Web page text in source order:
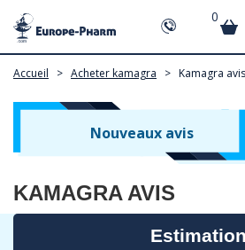
0
Accueil > Acheter kamagra > Kamagra avis
Nouveaux avis
KAMAGRA AVIS
Estimation